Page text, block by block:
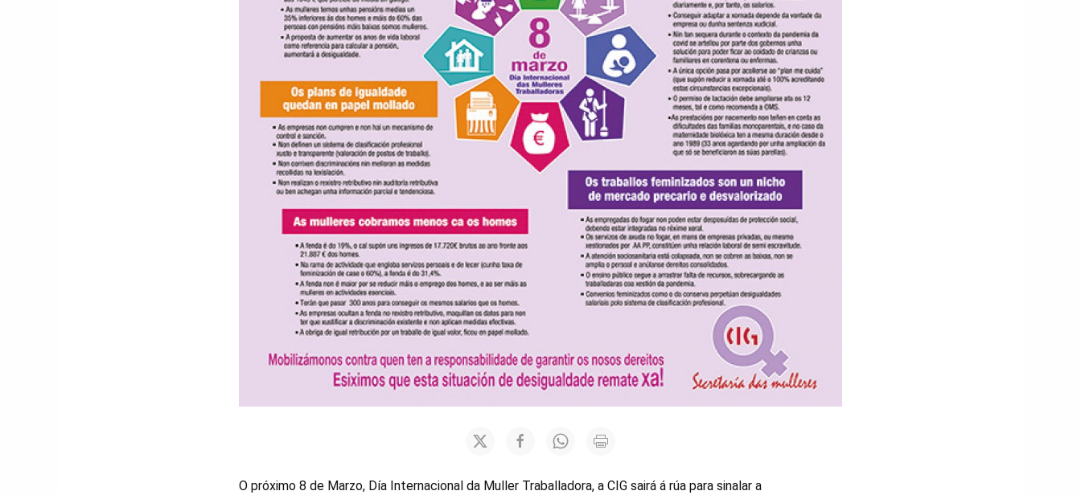
O próximo 8 de Marzo, Día Internacional da Muller Traballadora, a CIG sairá á rúa para sinalar a